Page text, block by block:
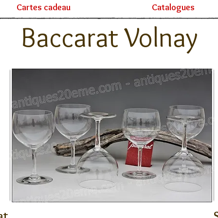
Cartes cadeau Catalogues
Baccarat Volnay